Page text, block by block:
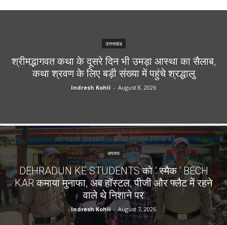
उत्तराखंड
श्रीमद्भागवत कथा के दूसरे दिन भी उमड़ा आस्था का सैलाब,
कथा श्रवण के लिए बड़ी संख्या में पहुंचे श्रद्धालु
Indresh Kohli - August 8, 2026
अपराध
DEHRADUN KE STUDENTS को ‘ स्मैक ‘ BECH
KAR कमाया मुनाफा, अब हॉस्टल, पीजी और फ्लैट में रहने
वाले थे निशाने पर
Indresh Kohli - August 7, 2026